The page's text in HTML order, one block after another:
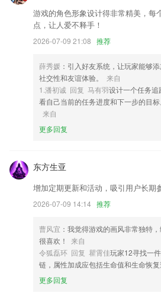
2,掌控2265外勤人员工作状态与业务进展实
执行力和管理效率
3,专为本地用户打造的吃喝玩乐五折服务，
5,【我的班级】
6,【智能搜索】
澳亚国际aoya软件优势
2.必考类型：经济、政治、文化、国家和国
拔；
3.学习音频2265可以不断得到很好的提升，
5.一对一课堂，年级科目教师私人定制，给
6.支持课表周数、每日节数及上下课时间均
澳亚国际aoya更新了什么?
游戏的角色形象设计得非常精美，每
点，让人爱不释手！
2026-07-09 21:08 推荐
薛秀媛 ：引入好友系统，让玩家能够
社交性和友谊体验。
来自
1.潘初诚 回复 马有羽设计一个任务
看自己当前的任务进度和下一步的目标
来自
更多回复
东方生亚
增加定期更新和活动，吸引用户长期
2026-07-09 14:14 推荐
曹风宜 ：我觉得游戏的画风非常独特
很喜欢！
来自
令狐磊环 回复 瞿霄佳玩家12寻找一
链，属性加成应包括生命值和生命恢复
更多回复